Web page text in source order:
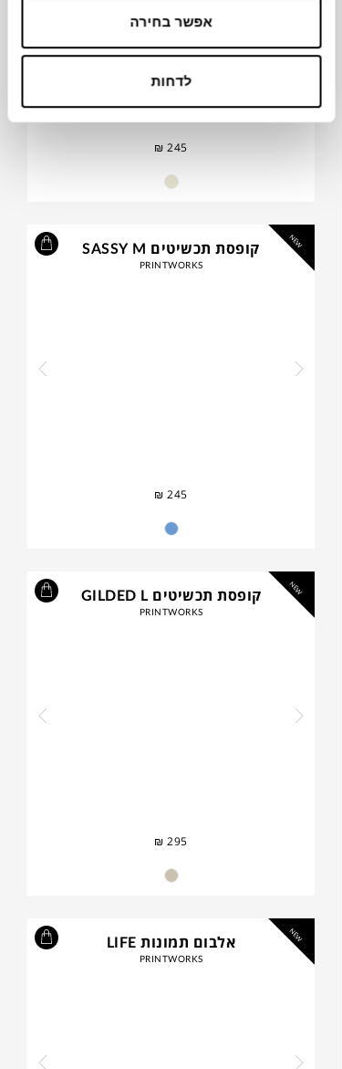
אפשר בחירה
לדחות
₪ 245
NEW קופסת תכשיטים SASSY M
PRINTWORKS
₪ 245
NEW קופסת תכשיטים GILDED L
PRINTWORKS
₪ 295
NEW אלבום תמונות LIFE
PRINTWORKS